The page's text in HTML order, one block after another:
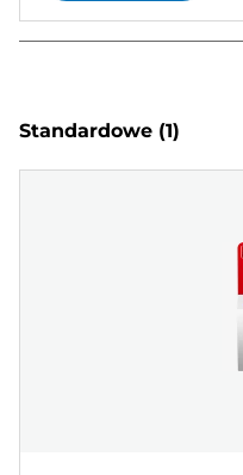
Standardowe (1)